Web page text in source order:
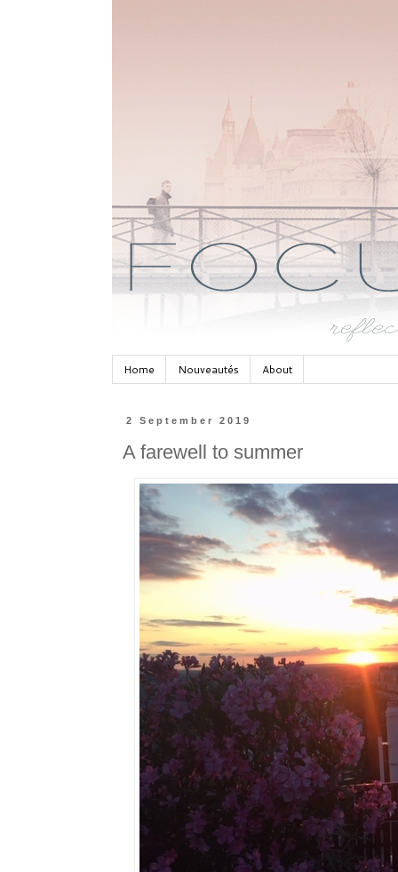
Home Nouveautés About
2 September 2019
A farewell to summer